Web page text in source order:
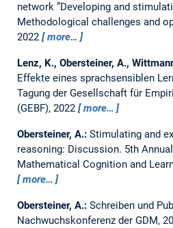
network ”Developing and
Methodological challenges and
2022
more…
Lenz, K., Obersteiner, A.,
Effekte eines sprachsensiblen
Tagung der Gesellschaft für
(GEBF), 2022
more…
Obersteiner, A.: Stimulating and
reasoning: Discussion. 5th
Mathematical Cognition and
more…
Obersteiner, A.: Schreiben und
Nachwuchskonferenz der GDM,